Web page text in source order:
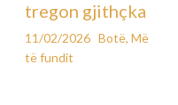
tregon gjithçka
11/02/2026 Botë, Më
të fundit